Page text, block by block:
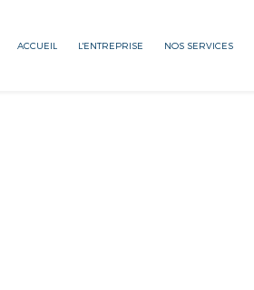
ACCUEIL L'ENTREPRISE NOS SERVICES